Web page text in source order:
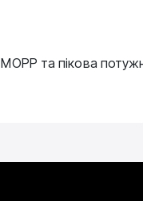
та пікова